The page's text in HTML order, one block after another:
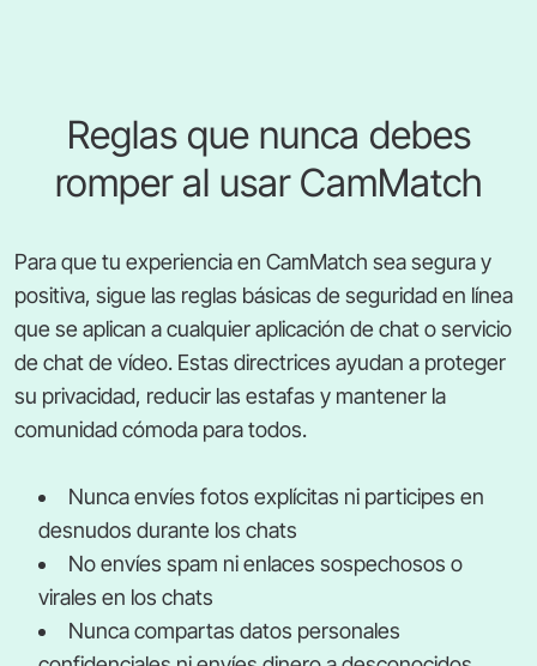
Reglas que nunca debes
romper al usar CamMatch
Para que tu experiencia en CamMatch sea segura y
positiva, sigue las reglas básicas de seguridad en línea
que se aplican a cualquier aplicación de chat o servicio
de chat de vídeo. Estas directrices ayudan a proteger
su privacidad, reducir las estafas y mantener la
comunidad cómoda para todos.
Nunca envíes fotos explícitas ni participes en
desnudos durante los chats
No envíes spam ni enlaces sospechosos o
virales en los chats
Nunca compartas datos personales